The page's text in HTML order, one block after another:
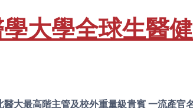
學大學全球生醫
醫大最高階主管及校外重量級貴賓 一流產官